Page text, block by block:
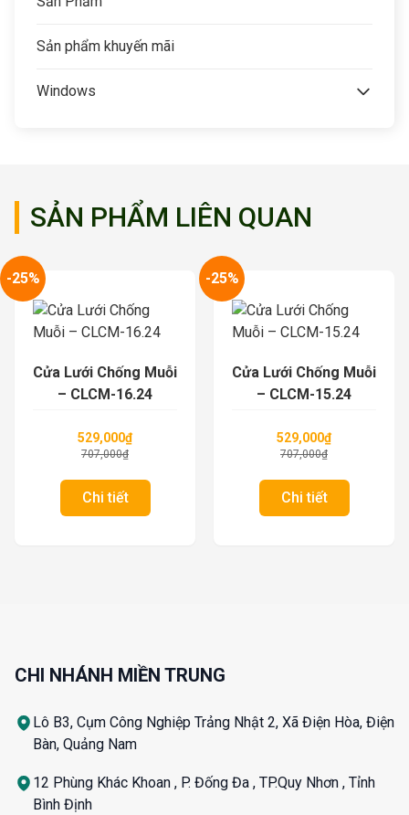
Sản phẩm khuyến mãi
Windows
SẢN PHẨM LIÊN QUAN
-25%
Cửa Lưới Chống Muỗi
– CLCM-16.24
529,000₫
707,000₫
Chi tiết
-25%
Cửa Lưới Chống Muỗi
– CLCM-15.24
529,000₫
707,000₫
Chi tiết
CHI NHÁNH MIỀN TRUNG
Lô B3, Cụm Công Nghiệp Trảng Nhật 2, Xã Điện Hòa, Điện
Bàn, Quảng Nam
12 Phùng Khác Khoan , P. Đống Đa , TP.Quy Nhơn , Tỉnh
Bình Định